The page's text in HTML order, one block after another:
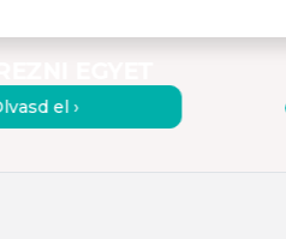
ÉRDEMES
el ›